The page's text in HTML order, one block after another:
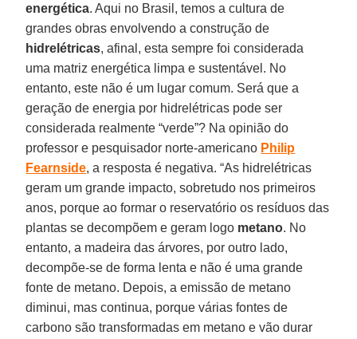
energética. Aqui no Brasil, temos a cultura de
grandes obras envolvendo a construção de
hidrelétricas, afinal, esta sempre foi considerada
uma matriz energética limpa e sustentável. No
entanto, este não é um lugar comum. Será que a
geração de energia por hidrelétricas pode ser
considerada realmente “verde”? Na opinião do
professor e pesquisador norte-americano Philip
Fearnside, a resposta é negativa. “As hidrelétricas
geram um grande impacto, sobretudo nos primeiros
anos, porque ao formar o reservatório os resíduos das
plantas se decompõem e geram logo metano. No
entanto, a madeira das árvores, por outro lado,
decompõe-se de forma lenta e não é uma grande
fonte de metano. Depois, a emissão de metano
diminui, mas continua, porque várias fontes de
carbono são transformadas em metano e vão durar